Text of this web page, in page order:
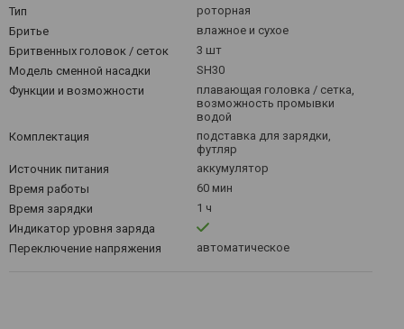
Тип
роторная
Бритье
влажное и сухое
Бритвенных головок / сеток
3 шт
Модель сменной насадки
SH30
Функции и возможности
плавающая головка / сетка,
возможность промывки
водой
Комплектация
подставка для зарядки,
футляр
Источник питания
аккумулятор
Время работы
60 мин
Время зарядки
1 ч
Индикатор уровня заряда
Переключение напряжения
автоматическое